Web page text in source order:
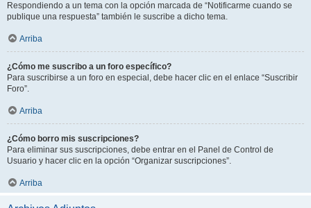
Respondiendo a un tema con la opción marcada de “Notificarme cuando se
publique una respuesta” también le suscribe a dicho tema.
Arriba
¿Cómo me suscribo a un foro específico?
Para suscribirse a un foro en especial, debe hacer clic en el enlace “Suscribir
Foro”.
Arriba
¿Cómo borro mis suscripciones?
Para eliminar sus suscripciones, debe entrar en el Panel de Control de
Usuario y hacer clic en la opción “Organizar suscripciones”.
Arriba